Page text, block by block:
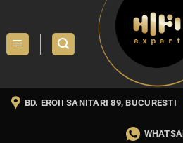
content
BD. EROII SANITARI 89, BUCURESTI